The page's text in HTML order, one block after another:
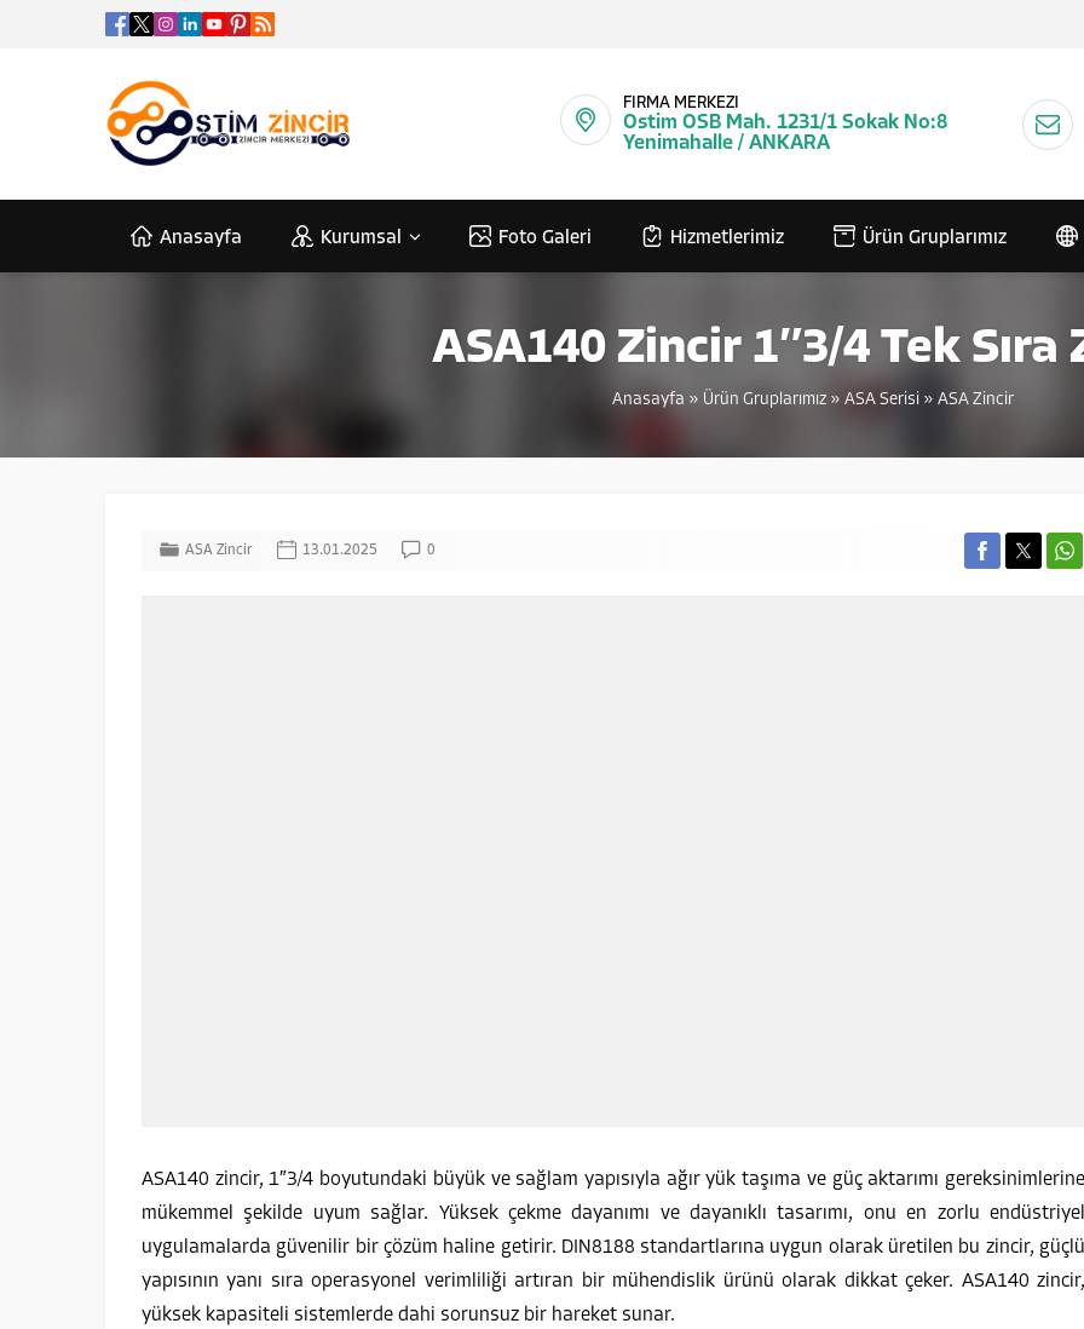
FİRMA MERKEZİ
Ostim OSB Mah. 1231/1 Sokak No:8
Yenimahalle / ANKARA
Anasayfa Kurumsal Foto Galeri Hizmetlerimiz Ürün Gruplarımız
ASA140 Zincir 1″3/4 Tek Sıra
Anasayfa » Ürün Gruplarımız » ASA Serisi » ASA Zincir
ASA Zincir 13.01.2025 0
ASA140 zincir, 1″3/4 boyutundaki büyük ve sağlam yapısıyla ağır yük taşıma ve güç aktarımı gereksinimlerine
mükemmel şekilde uyum sağlar. Yüksek çekme dayanımı ve dayanıklı tasarımı, onu en zorlu endüstriyel
uygulamalarda güvenilir bir çözüm haline getirir. DIN8188 standartlarına uygun olarak üretilen bu zincir, güçlü
yapısının yanı sıra operasyonel verimliliği artıran bir mühendislik ürünü olarak dikkat çeker. ASA140 zincir,
yüksek kapasiteli sistemlerde dahi sorunsuz bir hareket sunar.